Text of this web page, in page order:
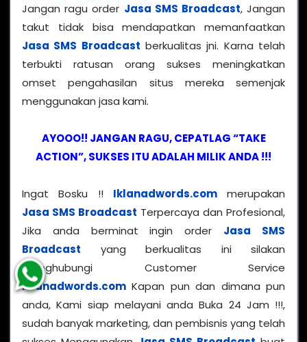
Jangan ragu order Jasa SMS Broadcast, Jangan
takut tidak bisa mendapatkan memanfaatkan
Jasa SMS Broadcast berkualitas jni. Karna telah
terbukti ratusan orang sukses meningkatkan
omset pengahasilan situs mereka semenjak
menggunakan jasa kami.
AYOOO!! JANGAN RAGU, CEPATLAG “TAKE
ACTION”, SUKSES ITU ADALAH MILIK ANDA !!!
Ingat Bosku !! Iklanadwords.commerupakan
Jasa SMS Broadcast Terpercaya dan Profesional,
Jika anda berminat ingin order Jasa SMS
Broadcast yang berkualitas ini silakan
menghubungi Customer Service
Iklanadwords.com Kapan pun dan dimana pun
anda, Kami siap melayani anda Buka 24 Jam !!!,
sudah banyak marketing, dan pembisnis yang telah